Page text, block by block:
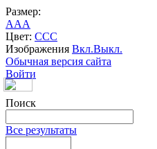
Размер:
AAA
Цвет: CCC
Изображения Вкл.Выкл.
Обычная версия сайта
Войти
Поиск
Все результаты